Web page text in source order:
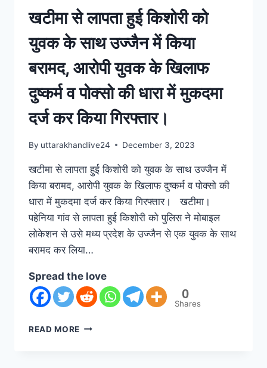
खटीमा से लापता हुई किशोरी को
युवक के साथ उज्जैन में किया
बरामद, आरोपी युवक के खिलाफ
दुष्कर्म व पोक्सो की धारा में मुकदमा
दर्ज कर किया गिरफ्तार।
By uttarakhandlive24 December 3, 2023
खटीमा से लापता हुई किशोरी को युवक के साथ उज्जैन में
किया बरामद, आरोपी युवक के खिलाफ दुष्कर्म व पोक्सो की
धारा में मुकदमा दर्ज कर किया गिरफ्तार। खटीमा।
पहेनिया गांव से लापता हुई किशोरी को पुलिस ने मोबाइल
लोकेशन से उसे मध्य प्रदेश के उज्जैन से एक युवक के साथ
बरामद कर लिया…
Spread the love
0
Shares
READ MORE